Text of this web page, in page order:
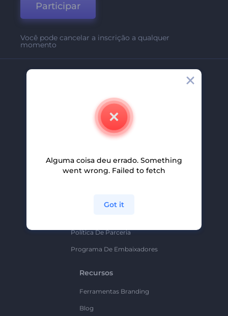
Participar
Você pode cancelar a inscrição a qualquer
momento
Contate-Nos
Carreiras
Programa De Afiliados
Política De Parceria
Programa De Embaixadores
Recursos
Ferramentas Branding
Blog
Alguma coisa deu errado. Something
went wrong. Failed to fetch
Got it